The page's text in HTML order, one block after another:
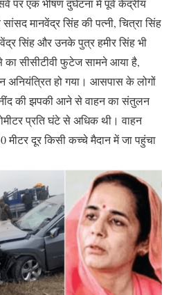
पर एक भीषण दुर्घटना में पूर्व केंद्रीय
मानवेंद्र सिंह की पत्नी, चित्रा सिंह
सिंह और उनके पुत्र हमीर सिंह भी
सीसीटीवी फुटेज सामने आया है,
अनियंत्रित हो गया। आसपास के लोगों
की झपकी आने से वाहन का संतुलन
प्रति घंटे से अधिक थी। वाहन
दूर किसी कच्चे मैदान में जा पहुंचा